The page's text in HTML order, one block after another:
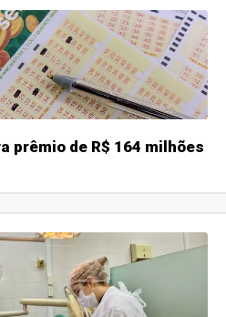
prêmio de R$ 164 milhões